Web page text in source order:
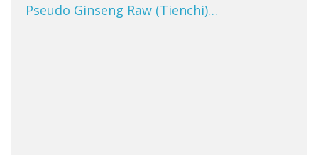
Pseudo Ginseng Raw (Tienchi)…